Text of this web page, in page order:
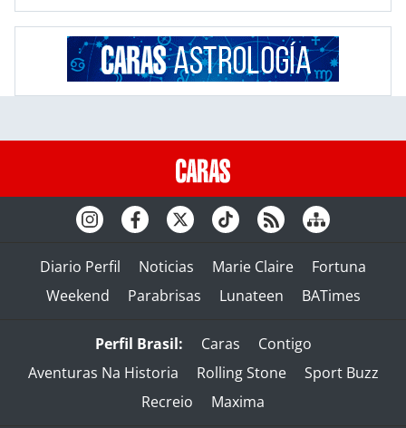
Diario Perfil Noticias Marie Claire
Fortuna
Weekend
Parabrisas Lunateen BATimes
Perfil Brasil: Caras
Contigo
Aventuras Na Historia
Rolling Stone
Sport Buzz
Recreio
Maxima